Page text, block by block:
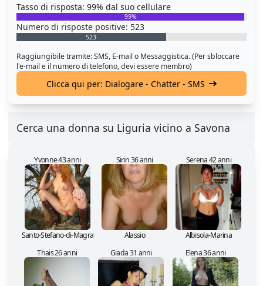
Tasso di risposta: 99% dal suo cellulare
99%
Numero di risposte positive: 523
523
Raggiungibile tramite: SMS, E-mail o Messaggistica. (Per sbloccare
l'e-mail e il numero di telefono, devi essere membro)
Clicca qui per: Dialogare - Chatter - SMS
Cerca una donna su Liguria vicino a Savona
Yvonne 43 anni
Santo-Stefano-di-Magra
Sirin 36 anni
Alassio
Serena 42 anni
Albisola-Marina
Thais 26 anni
Giada 31 anni Elena 36 anni